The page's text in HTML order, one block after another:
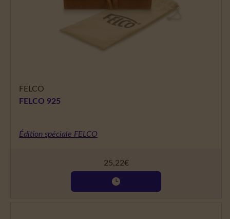
FELCO
FELCO 925
Édition spéciale FELCO
25,22€